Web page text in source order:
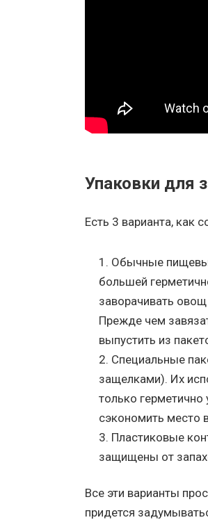
Упаковки для
Есть 3 варианта, как
Обычные
большей
заворачивать
Прежде чем
выпустить из
Специальные
защелками). Их
только
сэкономить место
Пластиковые
защищены от
Все эти варианты
придется